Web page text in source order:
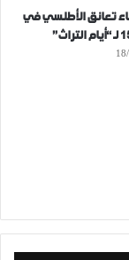
تعانق الأطلسي في